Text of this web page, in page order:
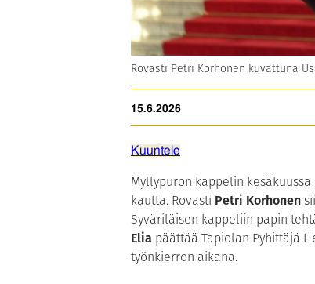
Rovasti Petri Korhonen kuvattuna
15.6.2026
Kuuntele
Myllypuron kappelin
kautta. Rovasti Petri Korhonen
Syväriläisen kappeliin papin
Elia päättää Tapiolan Pyhittäjä
työnkierron aikana.